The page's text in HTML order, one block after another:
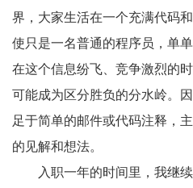
界，大家生活在一个充满代码
使只是一名普通的程序员，单
在这个信息纷飞、竞争激烈的
可能成为区分胜负的分水岭。
足于简单的邮件或代码注释，
的见解和想法。
入职一年的时间里，我继